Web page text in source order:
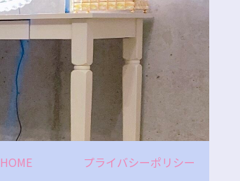
HOME プライバシーポリシー